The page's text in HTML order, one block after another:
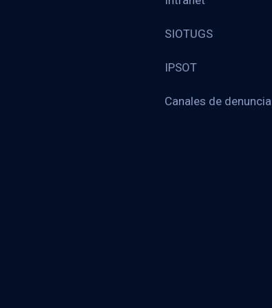
SIOTUGS
IPSOT
Canales de denuncia